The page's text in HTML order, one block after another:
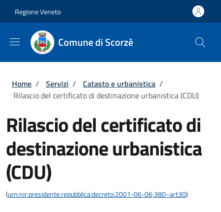
Regione Veneto
Comune di Scorzè
Briciole di pane
Home / Servizi / Catasto e urbanistica /
Rilascio del certificato di destinazione urbanistica (CDU)
Rilascio del certificato di
destinazione urbanistica
(CDU)
(urn:nir:presidente.repubblica:decreto:2001-06-06;380~art30)